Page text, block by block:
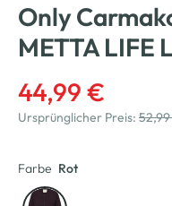
Only
METTA LIFE
44,99 €
Ursprünglicher Preis:
Farbe Rot